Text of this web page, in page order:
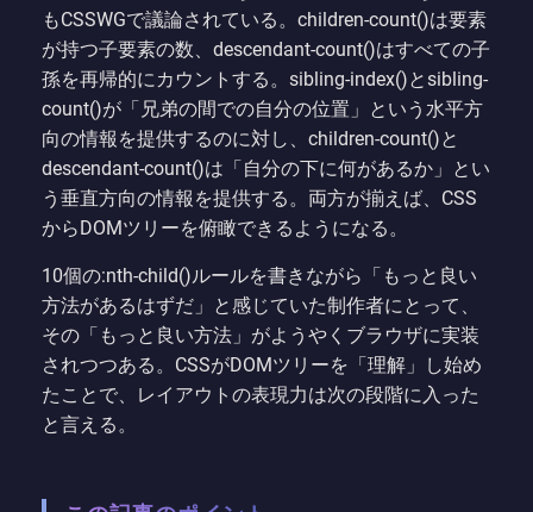
もCSSWGで議論されている。children-count()は要素
が持つ子要素の数、descendant-count()はすべての子
孫を再帰的にカウントする。sibling-index()とsibling-
count()が「兄弟の間での自分の位置」という水平方
向の情報を提供するのに対し、children-count()と
descendant-count()は「自分の下に何があるか」とい
う垂直方向の情報を提供する。両方が揃えば、CSS
からDOMツリーを俯瞰できるようになる。
10個の:nth-child()ルールを書きながら「もっと良い
方法があるはずだ」と感じていた制作者にとって、
その「もっと良い方法」がようやくブラウザに実装
されつつある。CSSがDOMツリーを「理解」し始め
たことで、レイアウトの表現力は次の段階に入った
と言える。